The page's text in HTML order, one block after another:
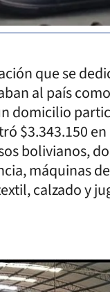
que se
al país
domicilio
$3.343.150
bolivianos,
máquinas
calzado y